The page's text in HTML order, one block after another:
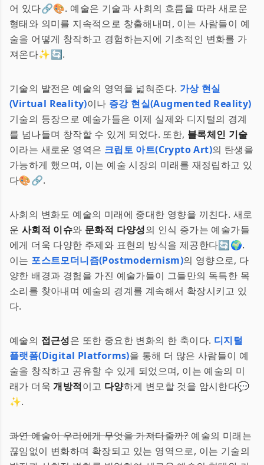
어 있다🔗🎨. 예술은 기술과 사회의 흐름을 따라 새로운
형태와 의미를 지속적으로 창출해내며, 이는 사람들이 예
술을 어떻게 창작하고 경험하는지에 기초적인 변화를 가
져온다✨🔄.
기술의 발전은 예술의 영역을 넓혀준다. 가상 현실
(Virtual Reality)이나 증강 현실(Augmented Reality)
기술의 등장으로 예술가들은 이제 실제와 디지털의 경계
를 넘나들며 창작할 수 있게 되었다. 또한, 블록체인 기술
이라는 새로운 영역은 크립토 아트(Crypto Art)의 탄생을
가능하게 했으며, 이는 예술 시장의 미래를 재정립하고 있
다🎨🔗.
사회의 변화도 예술의 미래에 중대한 영향을 끼친다. 새로
운 사회적 이슈와 문화적 다양성의 인식 증가는 예술가들
에게 더욱 다양한 주제와 표현의 방식을 제공한다🔄🌍.
이는 포스트모더니즘(Postmodernism)의 영향으로, 다
양한 배경과 경험을 가진 예술가들이 그들만의 독특한 목
소리를 찾아내며 예술의 경계를 계속해서 확장시키고 있
다.
예술의 접근성은 또한 중요한 변화의 한 축이다. 디지털
플랫폼(Digital Platforms)을 통해 더 많은 사람들이 예
술을 창작하고 공유할 수 있게 되었으며, 이는 예술의 미
래가 더욱개방적이고 다양하게 변모할 것을 암시한다💬
✨.
과연 예술이 우리에게 무엇을 가져다줄까?예술의 미래는
끊임없이 변화하며 확장되고 있는 영역으로, 이는 기술의